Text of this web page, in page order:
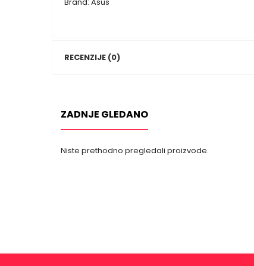
RECENZIJE (0)
ZADNJE GLEDANO
Niste prethodno pregledali proizvode.